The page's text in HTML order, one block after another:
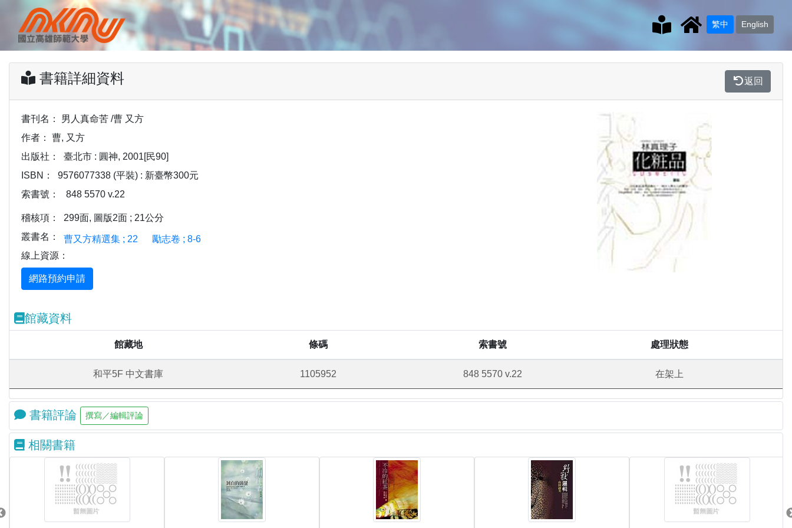
繁中 English
書籍詳細資料 返回
書刊名：
男人真命苦 /曹 又方
作者：
曹, 又方
出版社：
臺北市 : 圓神, 2001[民90]
ISBN：
9576077338 (平裝) : 新臺幣300元
索書號：
848 5570 v.22
稽核項：
299面, 圖版2面 ; 21公分
叢書名：
曹又方精選集 ; 22
勵志卷 ; 8-6
線上資源：
Previous
館藏資料
館藏地 條碼 索書號 處理狀態
和平5F 中文書庫 1105952 848 5570 v.22 在架上
書籍評論
相關書籍